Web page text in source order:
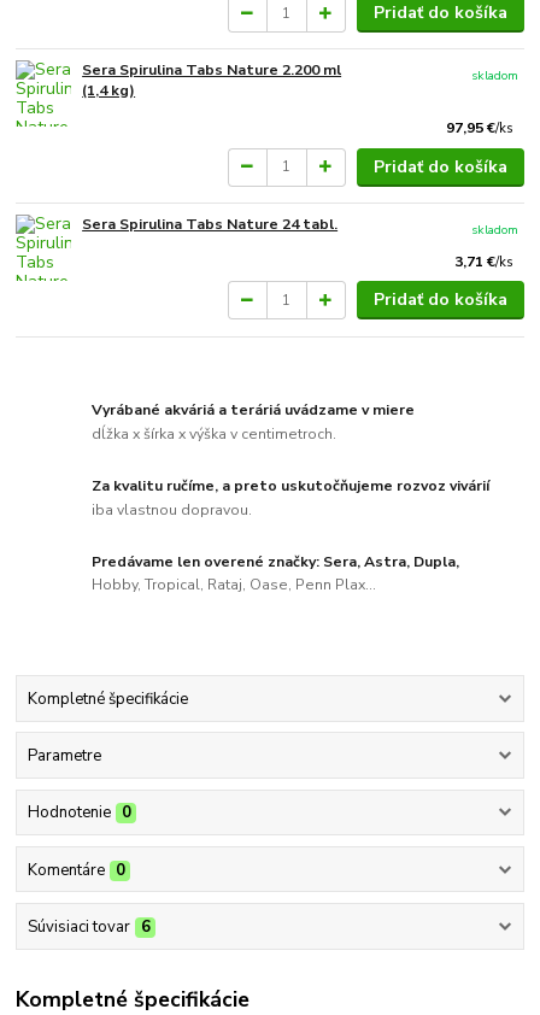
Pridať do košíka
Sera Spirulina Tabs Nature 2.200 ml
(1,4 kg)
97,95 €/ks
skladom
Pridať do košíka
Sera Spirulina Tabs Nature 24 tabl.
3,71 €/ks
skladom
Pridať do košíka
Vyrábané akváriá a teráriá uvádzame v miere
dĺžka x šírka x výška v centimetroch.
Za kvalitu ručíme, a preto uskutočňujeme rozvoz vivárií
iba vlastnou dopravou.
Predávame len overené značky: Sera, Astra, Dupla,
Hobby, Tropical, Rataj, Oase, Penn Plax...
Kompletné špecifikácie
Parametre
Hodnotenie 0
Komentáre 0
Súvisiaci tovar 6
Kompletné špecifikácie